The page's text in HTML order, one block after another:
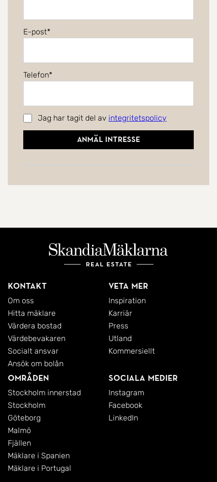
E-post
Telefon
Jag har tagit del av integritetspolicy
Anmäl intresse
Kontakt
Om oss
Hitta mäklare
Värdera bostad
Värdebevakaren
Socialt ansvar
Ansök om bolån
Veta mer
Inspiration
Karriär
Press
Utland
Kommersiellt
Områden
Stockholm innerstad
Stockholm
Göteborg
Malmö
Fjällen
Mäklare i Spanien
Mäklare i Portugal
Sociala medier
Instagram
Facebook
LinkedIn